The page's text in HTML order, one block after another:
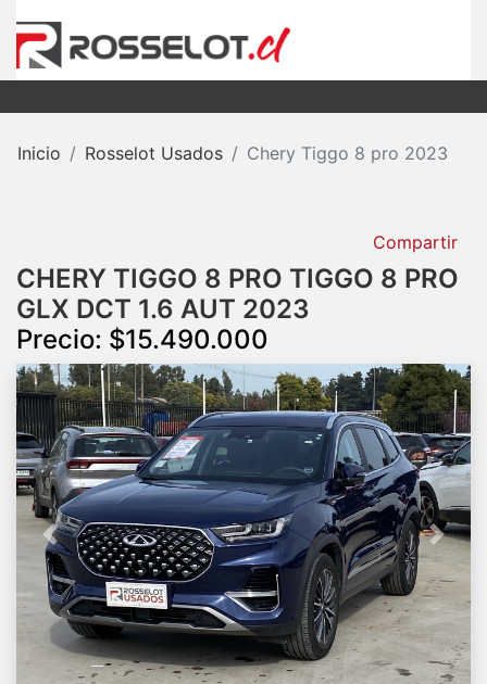
Inicio Rosselot Usados Chery Tiggo 8 pro 2023
Compartir
CHERY TIGGO 8 PRO TIGGO 8 PRO
GLX DCT 1.6 AUT 2023
Precio: $15.490.000
Previous Next